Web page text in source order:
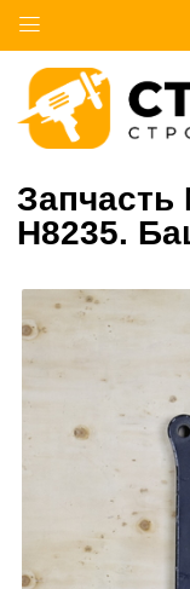
H8235.